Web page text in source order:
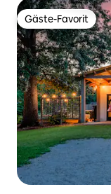
Gäste-Favorit
Gäste-Favorit